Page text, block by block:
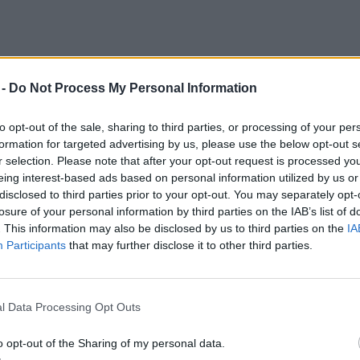
Do Not Process My Personal Information
opt-out of the sale, sharing to third parties, or processing of your
for targeted advertising by us, please use the below opt-out
selection. Please note that after your opt-out request is processed
interest-based ads based on personal information utilized by us
to third parties prior to your opt-out. You may separately
of your personal information by third parties on the IAB’s list of
This information may also be disclosed by us to third parties on the
Participants that may further disclose it to other third parties.
Data Processing Opt Outs
opt-out of the Sharing of my personal data.
van rájuk, vagyis még a disznózsírról
mennyiségben egészséges. De
egészséges működéséhez.
egyes hormonok működéséhez, a
elengedhetetlenek több (zsírban oldódó)
sokáig sorolhatnánk.
szerint napi energiaszükségletünk
fedezni, ennek egyharmada –
– legyen telített, a többi